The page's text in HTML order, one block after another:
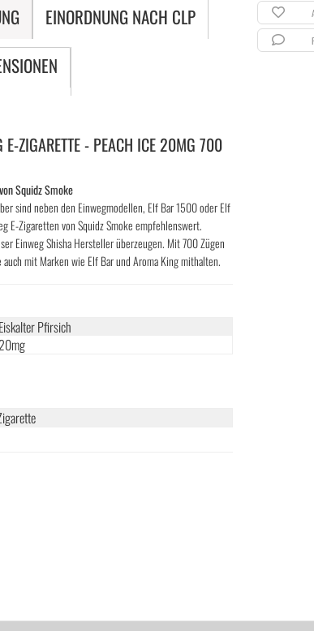
EINORDNUNG NACH CLP
E-ZIGARETTE - PEACH ICE 20MG 700
Squidz Smoke
sind neben den Einwegmodellen, Elf Bar 1500 oder Elf
E-Zigaretten von Squidz Smoke empfehlenswert.
Einweg Shisha Hersteller überzeugen. Mit 700 Zügen
auch mit Marken wie Elf Bar und Aroma King mithalten.
Eiskalter Pfirsich